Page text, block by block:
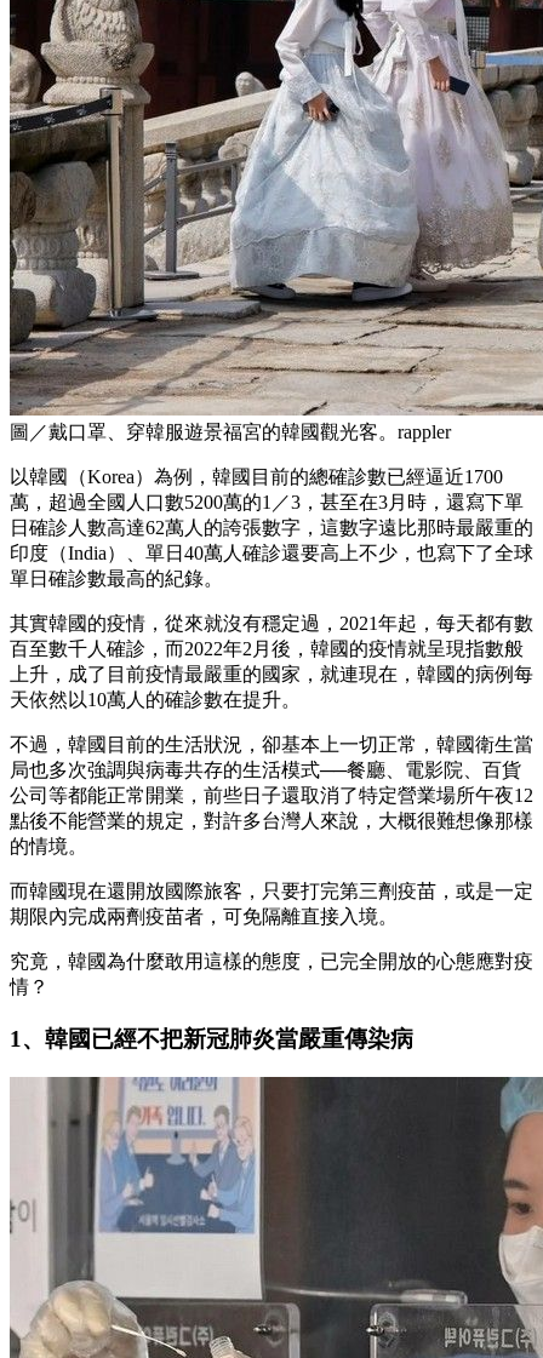
圖／戴口罩、穿韓服遊景福宮的韓國觀光客。rappler
以韓國（Korea）為例，韓國目前的總確診數已經逼近1700
萬，超過全國人口數5200萬的1／3，甚至在3月時，還寫下單
日確診人數高達62萬人的誇張數字，這數字遠比那時最嚴重的
印度（India）、單日40萬人確診還要高上不少，也寫下了全球
單日確診數最高的紀錄。
其實韓國的疫情，從來就沒有穩定過，2021年起，每天都有數
百至數千人確診，而2022年2月後，韓國的疫情就呈現指數般
上升，成了目前疫情最嚴重的國家，就連現在，韓國的病例每
天依然以10萬人的確診數在提升。
不過，韓國目前的生活狀況，卻基本上一切正常，韓國衛生當
局也多次強調與病毒共存的生活模式──餐廳、電影院、百貨
公司等都能正常開業，前些日子還取消了特定營業場所午夜12
點後不能營業的規定，對許多台灣人來說，大概很難想像那樣
的情境。
而韓國現在還開放國際旅客，只要打完第三劑疫苗，或是一定
期限內完成兩劑疫苗者，可免隔離直接入境。
究竟，韓國為什麼敢用這樣的態度，已完全開放的心態應對疫
情？
1、韓國已經不把新冠肺炎當嚴重傳染病